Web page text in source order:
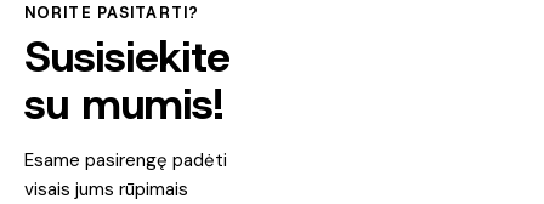
NORITE PASITARTI?
Susisiekite
su mumis!
Esame pasirengę padėti
visais jums rūpimais